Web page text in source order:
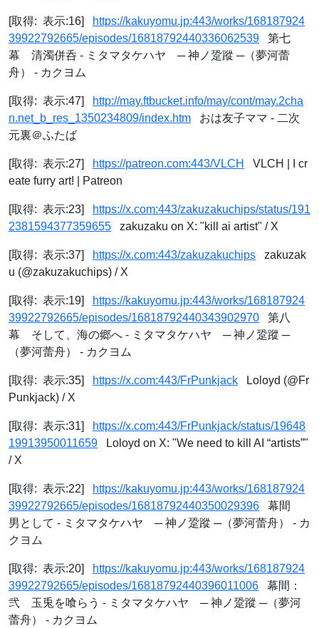
[取得: 表示:16]
https://kakuyomu.jp:443/works/168187924
39922792665/episodes/16818792440336062539 第七
幕 清濁併呑 - ミタマタケハヤ ─ 神ノ跫蹤 ─（夢河蕾
舟） - カクヨム
[取得: 表示:47]
http://may.ftbucket.info/may/cont/may.2cha
n.net_b_res_1350234809/index.htm おは友子ママ - 二次
元裏＠ふたば
[取得: 表示:27] https://patreon.com:443/VLCH
VLCH | I cr
eate furry art! | Patreon
[取得: 表示:23]
https://x.com:443/zakuzakuchips/status/191
2381594377359655 zakuzaku on X: "kill ai artist" / X
[取得: 表示:37] https://x.com:443/zakuzakuchips zakuzak
u (@zakuzakuchips) / X
[取得: 表示:19]
https://kakuyomu.jp:443/works/168187924
39922792665/episodes/16818792440343902970 第八
幕 そして、海の郷へ - ミタマタケハヤ ─ 神ノ跫蹤 ─
（夢河蕾舟） - カクヨム
[取得: 表示:35] https://x.com:443/FrPunkjack Loloyd (@Fr
Punkjack) / X
[取得: 表示:31]
https://x.com:443/FrPunkjack/status/19648
19913950011659 Loloyd on X: "We need to kill AI “artists”"
/ X
[取得: 表示:22]
https://kakuyomu.jp:443/works/168187924
39922792665/episodes/16818792440350029396 幕間
男として - ミタマタケハヤ ─ 神ノ跫蹤 ─（夢河蕾舟） - カ
クヨム
[取得: 表示:20]
https://kakuyomu.jp:443/works/168187924
39922792665/episodes/16818792440396011006 幕間：
弐 玉兎を喰らう - ミタマタケハヤ ─ 神ノ跫蹤 ─（夢河
蕾舟） - カクヨム